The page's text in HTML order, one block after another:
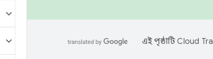
এই পৃষ্ঠাটিCloud